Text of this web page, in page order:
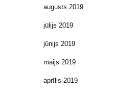
augusts 2019
jūlijs 2019
jūnijs 2019
maijs 2019
aprīlis 2019